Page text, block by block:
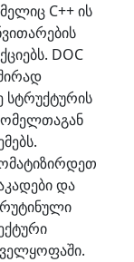
C++ ის
DOC
სტრუქტურის
და